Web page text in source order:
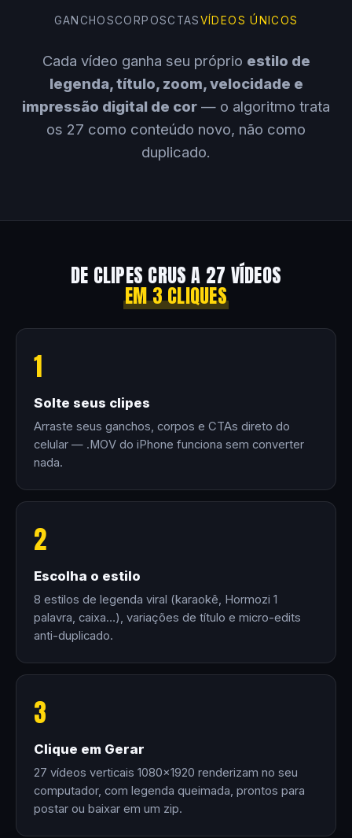
GANCHOSCORPOSCTASVÍDEOS ÚNICOS
Cada vídeo ganha seu próprio estilo de
legenda, título, zoom, velocidade e
impressão digital de cor — o algoritmo trata
os 27 como conteúdo novo, não como
duplicado.
DE CLIPES CRUS A 27 VÍDEOS
EM 3 CLIQUES
1
Solte seus clipes
Arraste seus ganchos, corpos e CTAs direto do
celular — .MOV do iPhone funciona sem converter
nada.
2
Escolha o estilo
8 estilos de legenda viral (karaokê, Hormozi 1
palavra, caixa…), variações de título e micro-edits
anti-duplicado.
3
Clique em Gerar
27 vídeos verticais 1080×1920 renderizam no seu
computador, com legenda queimada, prontos para
postar ou baixar em um zip.